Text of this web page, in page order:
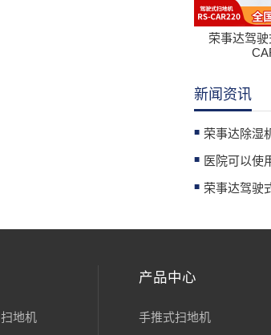
荣事达驾
新闻资讯
扫地机
产品中心
手推式扫地机